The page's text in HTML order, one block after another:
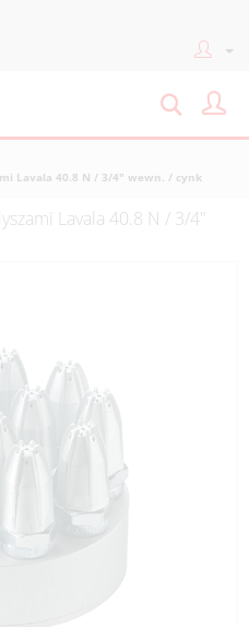
Lavala 40.8 N / 3/4" wewn. / cynk
Lavala 40.8 N / 3/4"